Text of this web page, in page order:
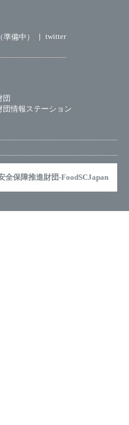
備中） twitter
団
情報ステーション
保障推進財団-FoodSCJapan